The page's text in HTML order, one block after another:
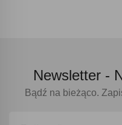
Newsletter -
Bądź na bieżąco.